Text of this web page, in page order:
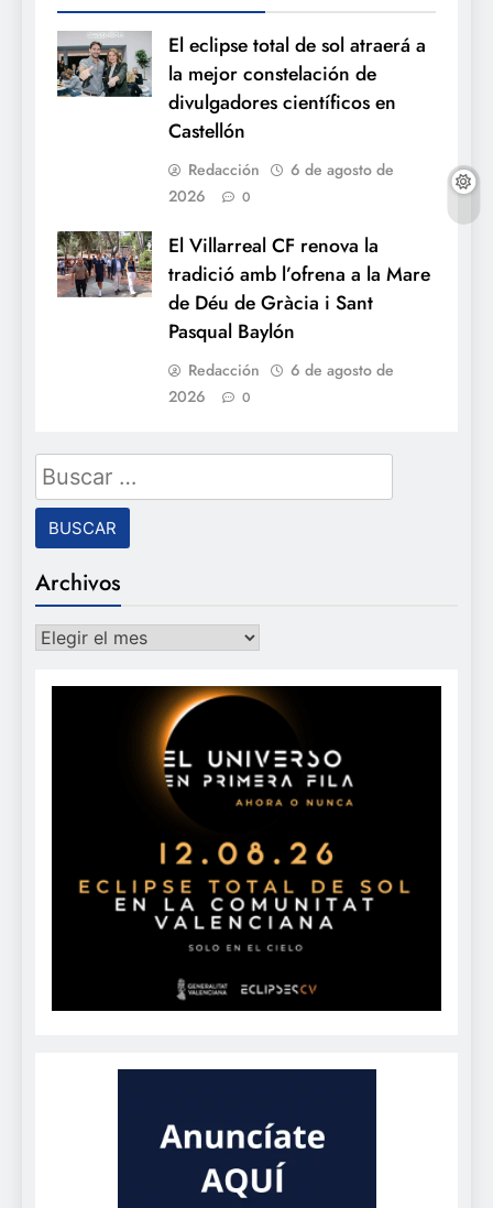
El eclipse total de sol atraerá a
la mejor constelación de
divulgadores científicos en
Castellón
Redacción
6 de agosto de
2026
0
El Villarreal CF renova la
tradició amb l’ofrena a la Mare
de Déu de Gràcia i Sant
Pasqual Baylón
Redacción
6 de agosto de
2026
0
Buscar:
Archivos
Archivos